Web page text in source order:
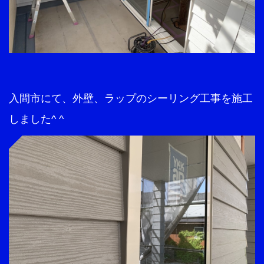
入間市にて、外壁、ラップのシーリング工事を施工
しました^ ^